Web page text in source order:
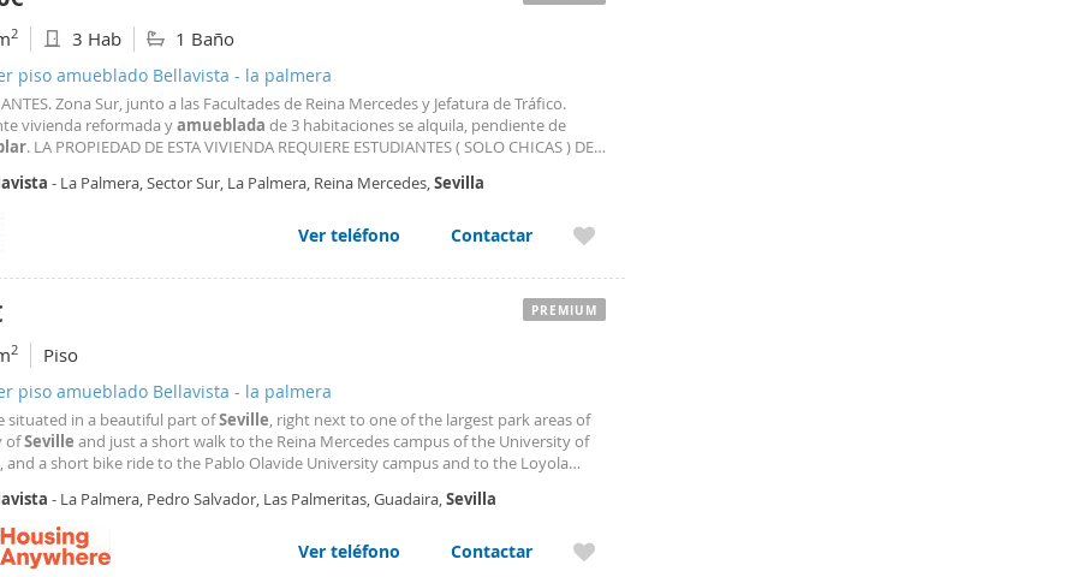
2 3 Hab 1 Baño
piso amueblado Bellavista - la palmera
Zona Sur, junto a las Facultades de Reina Mercedes y Jefatura de Tráfico.
vivienda reformada yamueblada de 3 habitaciones se alquila, pendiente de
. LA PROPIEDAD DE ESTA VIVIENDA REQUIERE ESTUDIANTES ( SOLO CHICAS ) DEL
equipada yamuebladacon electrodomésticos
- La Palmera, Sector Sur, La Palmera, Reina Mercedes,Sevilla
Ver teléfono Contactar
2 Piso
piso amueblado Bellavista - la palmera
situated in a beautiful part ofSeville, right next to one of the largest park areas of
ofSeville and just a short walk to the Reina Mercedes campus of the University of
, and a short bike ride to the Pablo Olavide University campus and to the Loyola
the opportunity to
- La Palmera, Pedro Salvador, Las Palmeritas, Guadaira,Sevilla
Ver teléfono Contactar
PREMIUM